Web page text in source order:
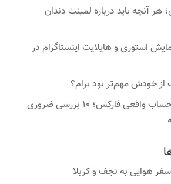
هر آنچه باید درباره لمینت دندان
استوری و هایلایت اینستاگرام در
خودش مهم‌تر بود برام؟
چک‌لیست افتتاح حساب واقعی فارکس؛ ۱۰ بررسی ضروری
هوایی به نجف و کربلا